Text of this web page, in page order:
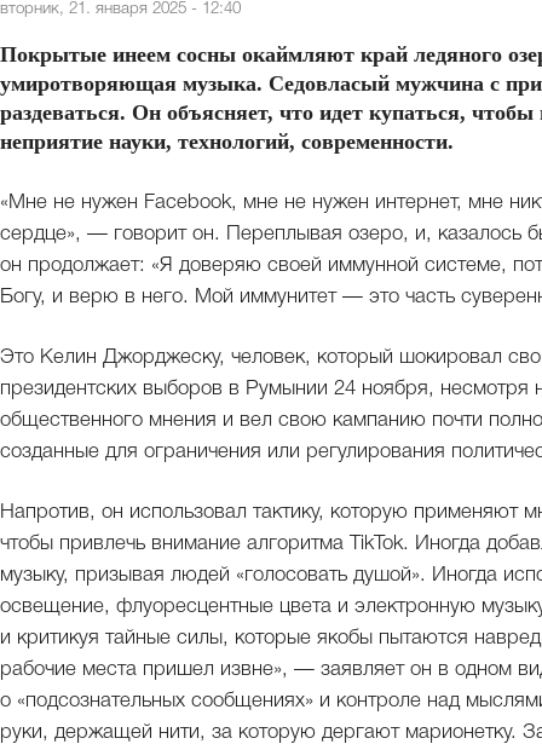
вторник, 21. января 2025 - 12:40
Покрытые инеем сосны окаймляют край ледяного
умиротворяющая музыка. Седовласый мужчина с
раздеваться. Он объясняет, что идет купаться,
неприятие науки, технологий, современности.
«Мне не нужен Facebook, мне не нужен интернет, мне
сердце», — говорит он. Переплывая озеро, и, казалось
он продолжает: «Я доверяю своей иммунной системе,
Богу, и верю в него. Мой иммунитет — это часть
Это Келин Джорджеску, человек, который шокировал
президентских выборов в Румынии 24 ноября, несмотря
общественного мнения и вел свою кампанию почти
созданные для ограничения или регулирования
Напротив, он использовал тактику, которую применяют
чтобы привлечь внимание алгоритма TikTok. Иногда
музыку, призывая людей «голосовать душой». Иногда
освещение, флуоресцентные цвета и электронную
и критикуя тайные силы, которые якобы пытаются
рабочие места пришел извне», — заявляет он в одном
о «подсознательных сообщениях» и контроле над
руки, держащей нити, за которую дергают марионетку.